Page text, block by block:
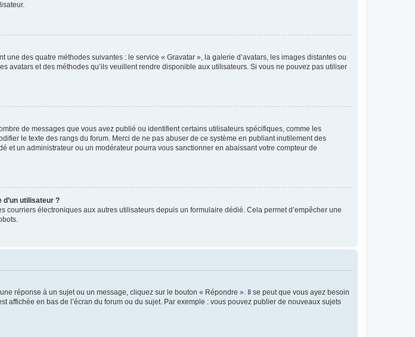
des quatre méthodes suivantes : le service « Gravatar », la galerie d’avatars, les images distantes ou
avatars et des méthodes qu’ils veuillent rendre disponible aux utilisateurs. Si vous ne pouvez pas utiliser
de messages que vous avez publié ou identifient certains utilisateurs spécifiques, comme les
le texte des rangs du forum. Merci de ne pas abuser de ce système en publiant inutilement des
et un administrateur ou un modérateur pourra vous sanctionner en abaissant votre compteur de
utilisateur ?
électroniques aux autres utilisateurs depuis un formulaire dédié. Cela permet d’empêcher une
réponse à un sujet ou un message, cliquez sur le bouton « Répondre ». Il se peut que vous ayez besoin
en bas de l’écran du forum ou du sujet. Par exemple : vous pouvez publier de nouveaux sujets